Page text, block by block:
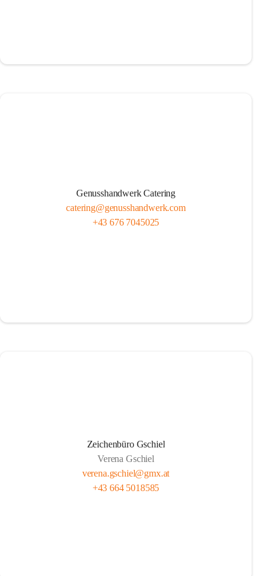
Genusshandwerk Catering
catering@genusshandwerk.com
+43 676 7045025
Zeichenbüro Gschiel
Verena Gschiel
verena.gschiel@gmx.at
+43 664 5018585